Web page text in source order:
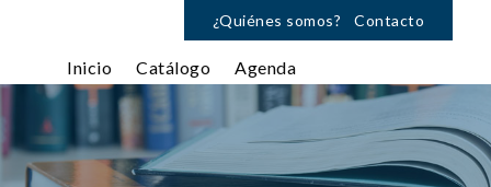
¿Quiénes somos? Contacto
Inicio Catálogo Agenda